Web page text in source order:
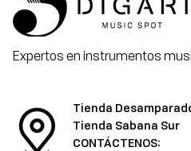
Expertos en instrumentos
Tienda
Tienda Sabana Sur
CONTÁCTENOS: